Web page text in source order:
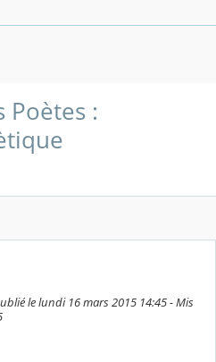
Poètes :
le lundi 16 mars 2015 14:45 - Mis